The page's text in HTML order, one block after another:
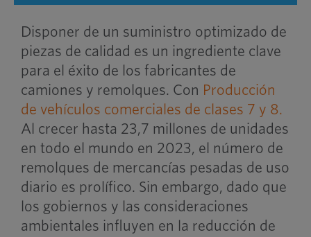
Disponer de un suministro optimizado de
piezas de calidad es un ingrediente clave
para el éxito de los fabricantes de
camiones y remolques. Con Producción
de vehículos comerciales de clases 7 y 8.
Al crecer hasta 23,7 millones de unidades
en todo el mundo en 2023, el número de
remolques de mercancías pesadas de uso
diario es prolífico. Sin embargo, dado que
los gobiernos y las consideraciones
ambientales influyen en la reducción de